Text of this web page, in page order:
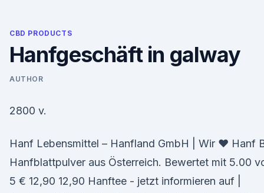
CBD PRODUCTS
Hanfgeschäft in galway
AUTHOR
2800 v.
Hanf Lebensmittel – Hanfland GmbH | Wir ♥ Hanf
Hanfblattpulver aus Österreich. Bewertet mit 5.00
5 € 12,90 12,90 Hanftee - jetzt informieren auf |